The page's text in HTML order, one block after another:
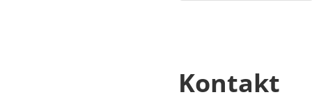
Kontakt